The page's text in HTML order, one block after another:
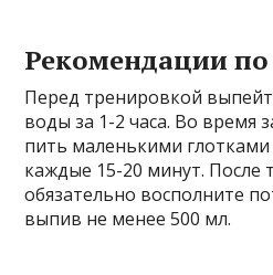
Рекомендации
Перед тренировкой
воды за 1-2 часа. Во время
пить маленькими
каждые 15-20 минут. После
обязательно восполните
выпив не менее 500 мл.